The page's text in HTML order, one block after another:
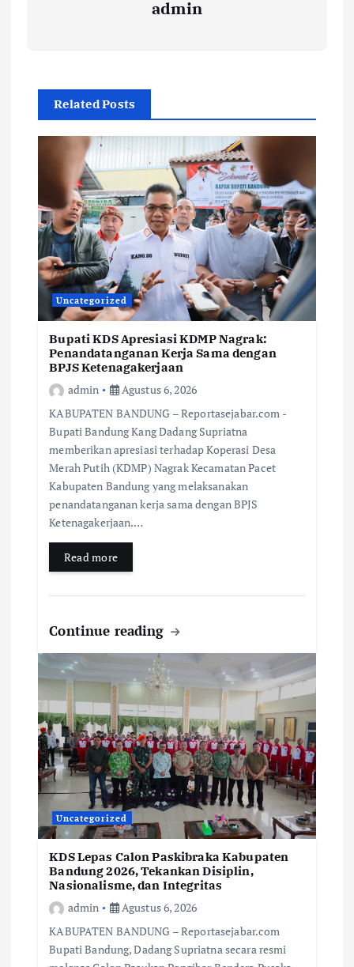
admin
Related Posts
Uncategorized
Bupati KDS Apresiasi KDMP Nagrak:
Penandatanganan Kerja Sama dengan
BPJS Ketenagakerjaan
admin
Agustus 6, 2026
KABUPATEN BANDUNG – Reportasejabar.com -
Bupati Bandung Kang Dadang Supriatna
memberikan apresiasi terhadap Koperasi Desa
Merah Putih (KDMP) Nagrak Kecamatan Pacet
Kabupaten Bandung yang melaksanakan
penandatanganan kerja sama dengan BPJS
Ketenagakerjaan.…
Read more
Continue reading
Uncategorized
KDS Lepas Calon Paskibraka Kabupaten
Bandung 2026, Tekankan Disiplin,
Nasionalisme, dan Integritas
admin
Agustus 6, 2026
KABUPATEN BANDUNG – Reportasejabar.com
Bupati Bandung, Dadang Supriatna secara resmi